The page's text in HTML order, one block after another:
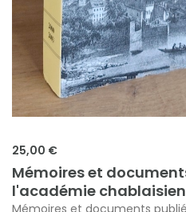
25,00 €
Mémoires et
l'académie